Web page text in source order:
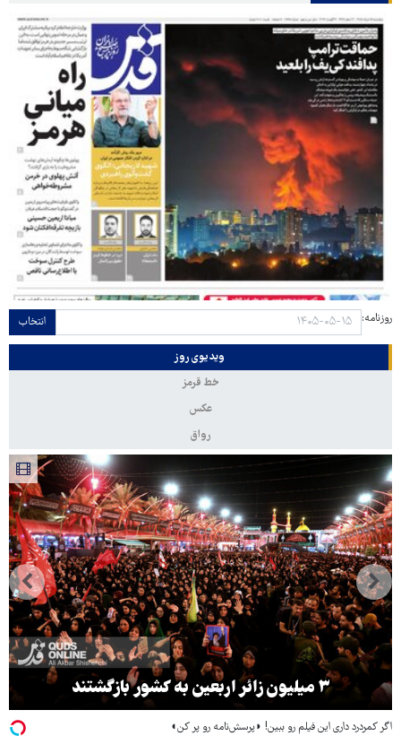
روزنامه: انتخاب
ویدیوی روز
خط قرمز
عکس
رواق
۳ میلیون زائر اربعین به کشور بازگشتند
اگر کمردرد داری این فیلم رو ببین! ◗پرسش‌نامه رو پر کن◖